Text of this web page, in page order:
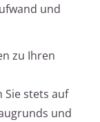
und
zu Ihren
Sie stets auf
und